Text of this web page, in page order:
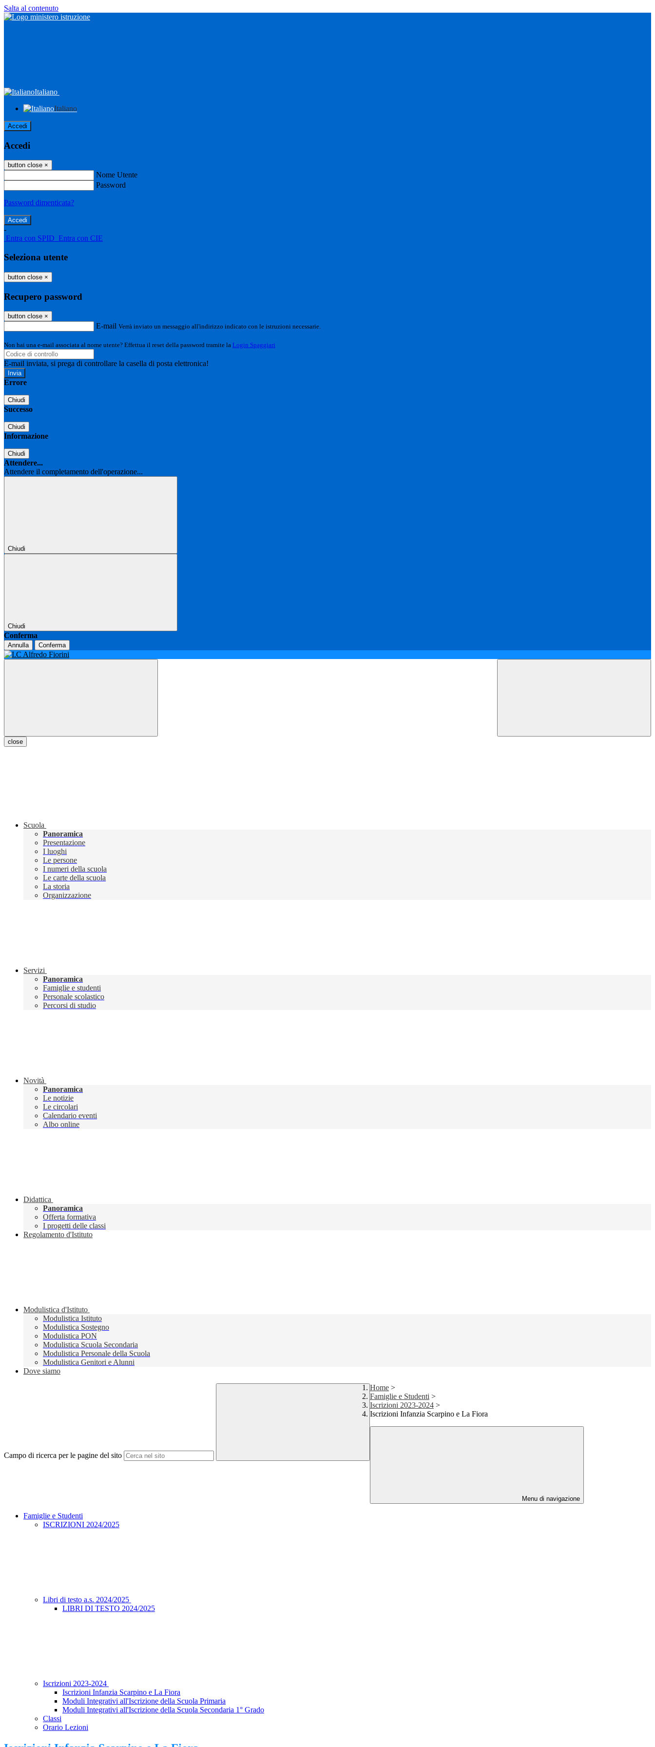
Salta al contenuto
Italiano
Italiano
Accedi
Accedi
button close ×
Nome Utente
Password
Password dimenticata?
-
Entra con SPID Entra con CIE
Seleziona utente
button close ×
Recupero password
button close ×
E-mail Verrà inviato un messaggio all'indirizzo indicato con le istruzioni necessarie.
Non hai una e-mail associata al nome utente? Effettua il reset della password tramite la Login Spaggiari
E-mail inviata, si prega di controllare la casella di posta elettronica!
Errore
Chiudi
Successo
Chiudi
Informazione
Chiudi
Attendere...
Attendere il completamento dell'operazione...
Chiudi
Chiudi
Conferma
Annulla Conferma
close
Scuola
Panoramica
Presentazione
I luoghi
Le persone
I numeri della scuola
Le carte della scuola
La storia
Organizzazione
Servizi
Panoramica
Famiglie e studenti
Personale scolastico
Percorsi di studio
Novità
Panoramica
Le notizie
Le circolari
Calendario eventi
Albo online
Didattica
Panoramica
Offerta formativa
I progetti delle classi
Regolamento d'Istituto
Modulistica d'Istituto
Modulistica Istituto
Modulistica Sostegno
Modulistica PON
Modulistica Scuola Secondaria
Modulistica Personale della Scuola
Modulistica Genitori e Alunni
Dove siamo
Campo di ricerca per le pagine del sito
Home >
Famiglie e Studenti >
Iscrizioni 2023-2024 >
Iscrizioni Infanzia Scarpino e La Fiora
Menu di navigazione
Famiglie e Studenti
ISCRIZIONI 2024/2025
Libri di testo a.s. 2024/2025
LIBRI DI TESTO 2024/2025
Iscrizioni 2023-2024
Iscrizioni Infanzia Scarpino e La Fiora
Moduli Integrativi all'Iscrizione della Scuola Primaria
Moduli Integrativi all'Iscrizione della Scuola Secondaria 1° Grado
Classi
Orario Lezioni